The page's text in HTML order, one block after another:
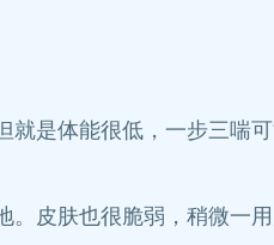
是体能很低，一步三喘
皮肤也很脆弱，稍微一